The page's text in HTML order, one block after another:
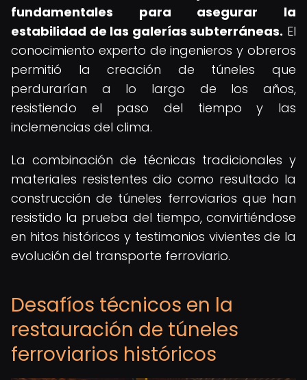
fundamentales para asegurar la
estabilidad de las galerías subterráneas. El
conocimiento experto de ingenieros y obreros
permitió la creación de túneles que
perdurarían a lo largo de los años,
resistiendo el paso del tiempo y las
inclemencias del clima.
La combinación de técnicas tradicionales y
materiales resistentes dio como resultado la
construcción de túneles ferroviarios que han
resistido la prueba del tiempo, convirtiéndose
en hitos históricos y testimonios vivientes de la
evolución del transporte ferroviario.
Desafíos técnicos en la
restauración de túneles
ferroviarios históricos